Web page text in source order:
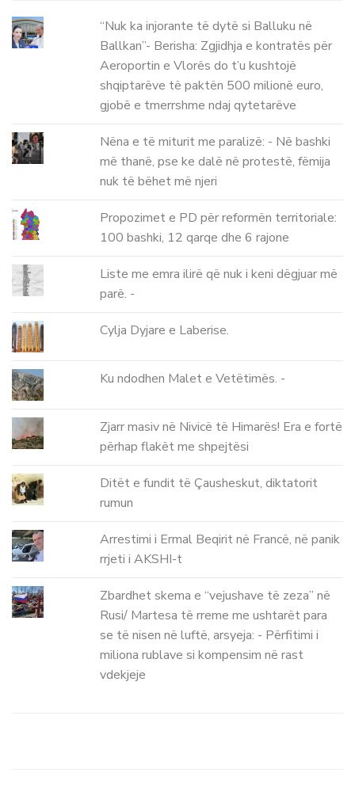
“Nuk ka injorante të dytë si Balluku në
Ballkan”- Berisha: Zgjidhja e kontratës për
Aeroportin e Vlorës do t’u kushtojë
shqiptarëve të paktën 500 milionë euro,
gjobë e tmerrshme ndaj qytetarëve
Nëna e të miturit me paralizë: - Në bashki
më thanë, pse ke dalë në protestë, fëmija
nuk të bëhet më njeri
Propozimet e PD për reformën territoriale:
100 bashki, 12 qarqe dhe 6 rajone
Liste me emra ilirë që nuk i keni dëgjuar më
parë. -
Cylja Dyjare e Laberise.
Ku ndodhen Malet e Vetëtimës. -
Zjarr masiv në Nivicë të Himarës! Era e fortë
përhap flakët me shpejtësi
Ditët e fundit të Çausheskut, diktatorit
rumun
Arrestimi i Ermal Beqirit në Francë, në panik
rrjeti i AKSHI-t
Zbardhet skema e “vejushave të zeza” në
Rusi/ Martesa të rreme me ushtarët para
se të nisen në luftë, arsyeja: - Përfitimi i
miliona rublave si kompensim në rast
vdekjeje